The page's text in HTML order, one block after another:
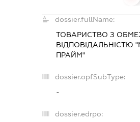
dossier.fullName:
ТОВАРИСТВО З
ВІДПОВІДАЛЬНІСТЮ
ПРАЙМ"
dossier.opfSubType:
-
dossier.edrpo: